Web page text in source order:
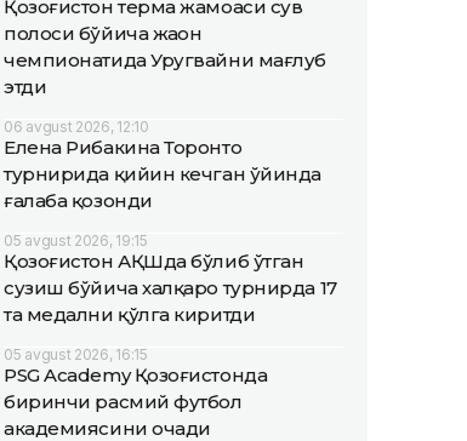
Қозоғистон терма жамоаси сув
полоси бўйича жаҳон
чемпионатида Уругвайни мағлуб
этди
06 avgust 2026, 12:10
Елена Рибакина Торонто
турнирида қийин кечган ўйинда
ғалаба қозонди
05 avgust 2026, 19:15
Қозоғистон АҚШда бўлиб ўтган
сузиш бўйича халқаро турнирда 17
та медални қўлга киритди
05 avgust 2026, 16:15
PSG Academy Қозоғистонда
биринчи расмий футбол
академиясини очади